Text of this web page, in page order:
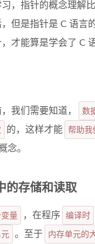
，指针的概念理解
但是指针是 C 语言
才能算是学会了 C
我们需要知道， 数
的，这样才能 帮助我
念。
的存储和读取
量 ，在程序 编译时
。至于 内存单元的